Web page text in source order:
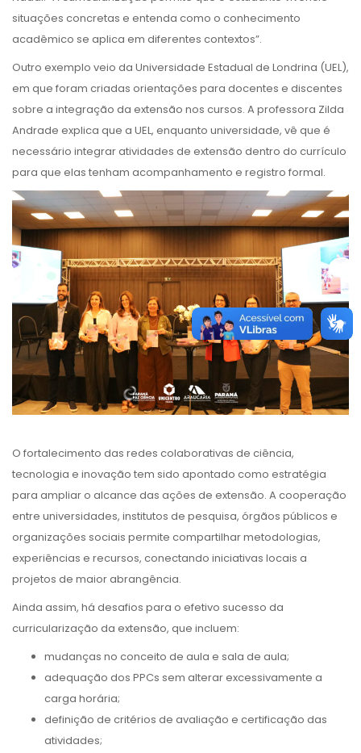
situações concretas e entenda como o conhecimento
acadêmico se aplica em diferentes contextos”.
Outro exemplo veio da Universidade Estadual de Londrina (UEL),
em que foram criadas orientações para docentes e discentes
sobre a integração da extensão nos cursos. A professora Zilda
Andrade explica que a UEL, enquanto universidade, vê que é
necessário integrar atividades de extensão dentro do currículo
para que elas tenham acompanhamento e registro formal.
O fortalecimento das redes colaborativas de ciência,
tecnologia e inovação tem sido apontado como estratégia
para ampliar o alcance das ações de extensão. A cooperação
entre universidades, institutos de pesquisa, órgãos públicos e
organizações sociais permite compartilhar metodologias,
experiências e recursos, conectando iniciativas locais a
projetos de maior abrangência.
Ainda assim, há desafios para o efetivo sucesso da
curricularização da extensão, que incluem:
mudanças no conceito de aula e sala de aula;
adequação dos PPCs sem alterar excessivamente a
carga horária;
definição de critérios de avaliação e certificação das
atividades;